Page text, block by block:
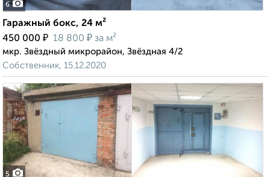
6
Гаражный бокс, 24 м²
450 000 ₽ 18 800 ₽ за м²
мкр. Звёздный микрорайон, Звёздная 4/2
Собственник, 15.12.2020
5